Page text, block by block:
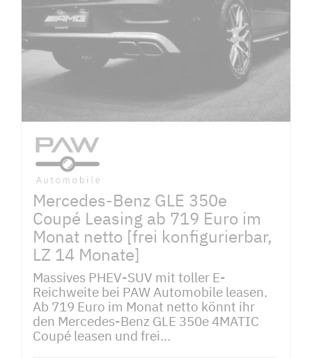
Mercedes-Benz GLE 350e
Coupé Leasing ab 719 Euro im
Monat netto [frei konfigurierbar,
LZ 14 Monate]
Massives PHEV-SUV mit toller E-
Reichweite bei PAW Automobile leasen.
Ab 719 Euro im Monat netto könnt ihr
den Mercedes-Benz GLE 350e 4MATIC
Coupé leasen und frei...